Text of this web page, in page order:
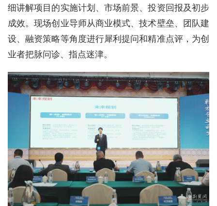
细讲解项目的实施计划、市场前景、投资回报及初步
成效。现场创业导师从商业模式、技术壁垒、团队建
设、融资策略等角度进行犀利提问和精准点评，为创
业者把脉问诊、指点迷津。